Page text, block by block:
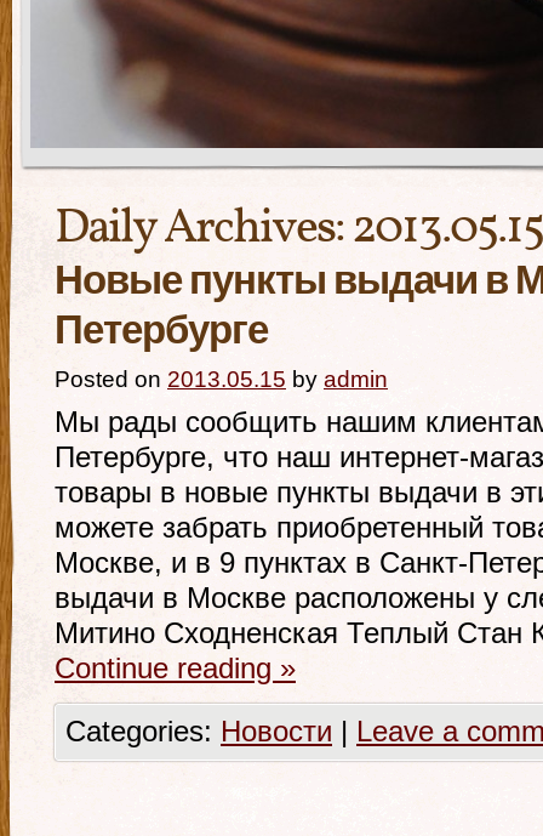
Daily Archives:2013.05.15
Новые пункты выдачи в
Петербурге
Posted on 2013.05.15 by admin
Мы рады сообщить нашим
Петербурге, что наш интернет-
товары в новые пункты выдачи в
можете забрать приобретенный
Москве, и в 9 пунктах в Санкт-
выдачи в Москве расположены у
Митино Сходненская Теплый Стан
Continue reading »
Categories: Новости | Leave a